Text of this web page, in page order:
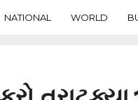
NATIONAL WORLD